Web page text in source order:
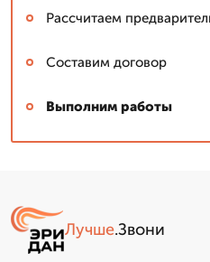
Рассчитаем
Составим договор
Выполним работы
Лучше.Звони